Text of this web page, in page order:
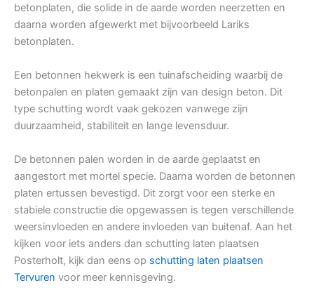
betonplaten, die solide in de aarde worden neerzetten en
daarna worden afgewerkt met bijvoorbeeld Lariks
betonplaten.
Een betonnen hekwerk is een tuinafscheiding waarbij de
betonpalen en platen gemaakt zijn van design beton. Dit
type schutting wordt vaak gekozen vanwege zijn
duurzaamheid, stabiliteit en lange levensduur.
De betonnen palen worden in de aarde geplaatst en
aangestort met mortel specie. Daarna worden de betonnen
platen ertussen bevestigd. Dit zorgt voor een sterke en
stabiele constructie die opgewassen is tegen verschillende
weersinvloeden en andere invloeden van buitenaf. Aan het
kijken voor iets anders dan schutting laten plaatsen
Posterholt, kijk dan eens op schutting laten plaatsen
Tervuren voor meer kennisgeving.